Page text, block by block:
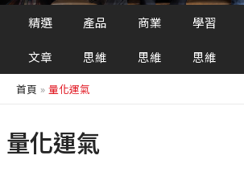
精選
文章
產品
思維
商業
思維
學習
思維
首頁 量化運氣
量化運氣